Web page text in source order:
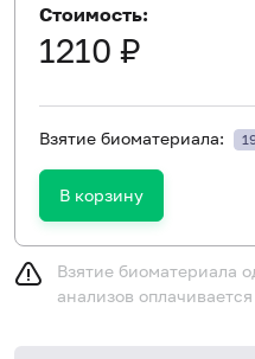
Стоимость:
1210 ₽
Взятие биоматериала:
В корзину
Взятие биоматериала
анализов